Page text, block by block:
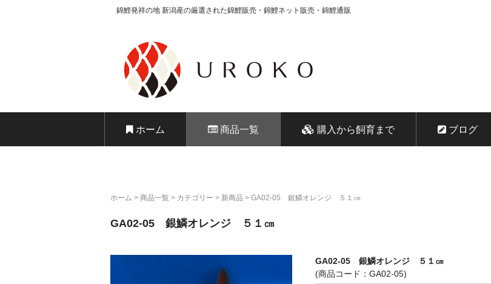
錦鯉発祥の地 新潟産の厳選された錦鯉販売・錦鯉ネット販売・錦鯉通販
錦鯉販売 株式会社 鱗～うろこ～
ホーム 商品一覧 購入から飼育まで ブログ
ホーム > 商品一覧 > カテゴリー > 新商品 > GA02-05 銀鱗オレンジ ５１㎝
GA02-05 銀鱗オレンジ ５１㎝
GA02-05 銀鱗オレンジ ５１㎝
(商品コード：GA02-05)